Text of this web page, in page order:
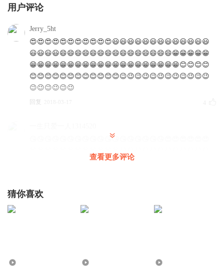
用户评论
Jerry_5ht
😍😍😍😍😍😍😍😍😍😍😍😃😃😃😃😃😃😃😃😃😃😃😃😃
😃😃😃😃😄😄😄😄😄😄😄😄😄😄😄😄😄😄😄😁😁😁😁😁
😁😁😁😁😁😁😁😁😁😁😁😁😁😁😁😁😁😁😁😁😊😊😊😊
😊😊😊😊😊😊😊😊😊😊😊😊😉😉😉😉😉😉😉😉😉😉😉😉
😉😉😉😉😉😉
回复 2018-03-17
😘😘😘😘😘😘😘😘😘😘😘😘😘😘😘😘😘😘😍😍😍😍😍😍
😄😄😄😄😄😄😚😚😚😚😚😚😚😚😚😚😚😚😚😚😚😚😚😚
😝😝😝😝😝😝😊😊😊😊😊😊😊😊😊😊😊😊😊😊😊😊😊😊
查看更多评论
猜你喜欢